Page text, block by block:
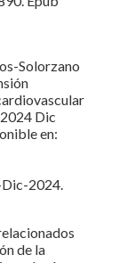
Solorzano
Dic
en:
2024.
de la